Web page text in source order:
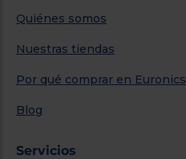
Quiénes somos
Nuestras tiendas
Por qué comprar en Euronics
Blog
Servicios